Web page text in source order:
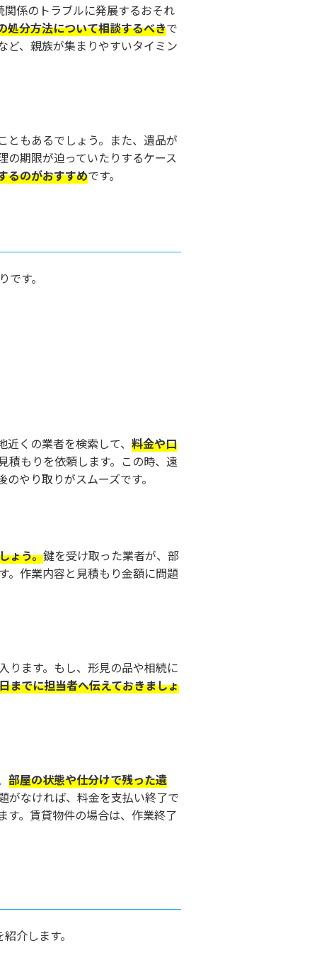
係のトラブルに発展するおそれ
処分方法について相談するべきで
ど、親族が集まりやすいタイミン
ともあるでしょう。また、遺品が
の期限が迫っていたりするケース
るのがおすすめです。
す。
くの業者を検索して、 料金や口
積もりを依頼します。この時、遠
やり取りがスムーズです。
ょう。鍵を受け取った業者が、部
。作業内容と見積もり金額に問題
ります。もし、形見の品や相続に
までに担当者へ伝えておきましょ
部屋の状態や仕分けで残った遺
がなければ、料金を支払い終了で
す。賃貸物件の場合は、作業終了
介します。